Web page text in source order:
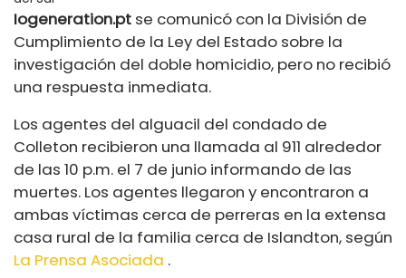
Iogeneration.pt se comunicó con la División de
Cumplimiento de la Ley del Estado sobre la
investigación del doble homicidio, pero no recibió
una respuesta inmediata.
Los agentes del alguacil del condado de
Colleton recibieron una llamada al 911 alrededor
de las 10 p.m. el 7 de junio informando de las
muertes. Los agentes llegaron y encontraron a
ambas víctimas cerca de perreras en la extensa
casa rural de la familia cerca de Islandton, según
La Prensa Asociada .